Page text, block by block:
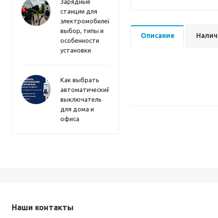
Зарядные
станции для
электромобилей:
выбор, типы и
особенности
установки
Как выбрать
автоматический
выключатель
для дома и
офиса
Описание
Наши контакты